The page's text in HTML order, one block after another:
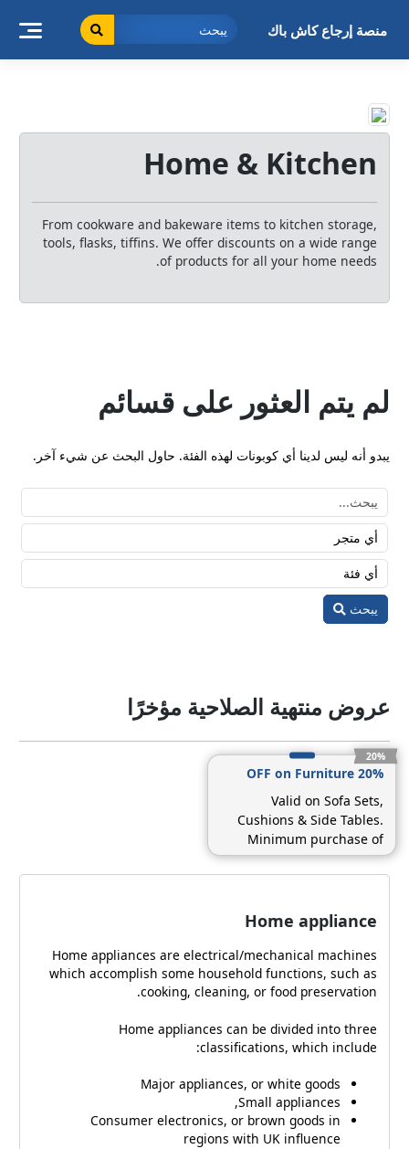
منصة إرجاع كاش باك
Home & Kitchen
From cookware and bakeware items to kitchen storage,
tools, flasks, tiffins. We offer discounts on a wide range
of products for all your home needs.
لم يتم العثور على قسائم
يبدو أنه ليس لدينا أي كوبونات لهذه الفئة. حاول البحث عن شيء آخر.
يبحث
عروض منتهية الصلاحية مؤخرًا
20%
20% OFF on Furniture
Valid on Sofa Sets,
Cushions & Side Tables.
Minimum purchase of
$499
Home appliance
Home appliances are electrical/mechanical machines
which accomplish some household functions, such as
cooking, cleaning, or food preservation.
Home appliances can be divided into three
classifications, which include:
Major appliances, or white goods
Small appliances,
Consumer electronics, or brown goods in
regions with UK influence